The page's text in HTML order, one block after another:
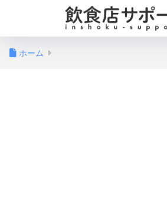
ホーム